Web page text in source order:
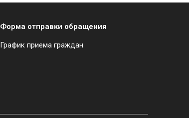
Форма отправки обращения
График приема граждан